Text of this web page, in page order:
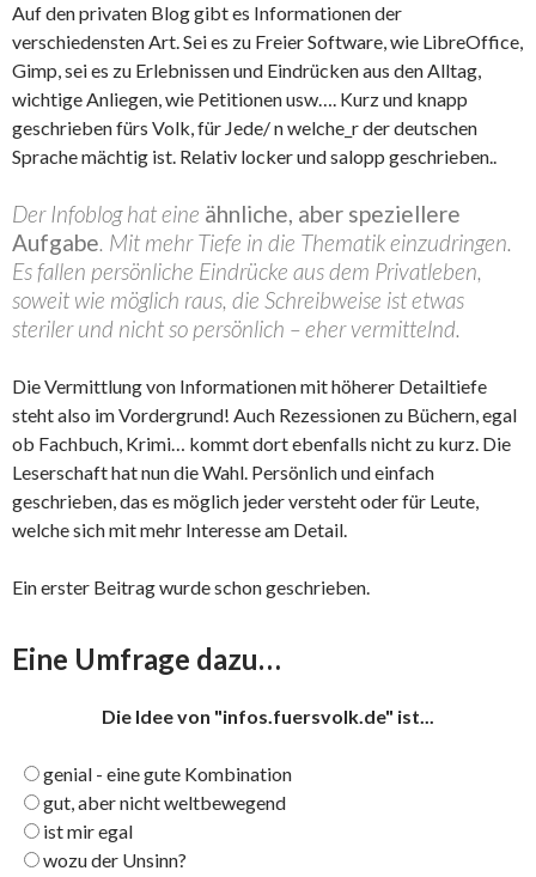
Auf den privaten Blog gibt es Informationen der
verschiedensten Art. Sei es zu Freier Software, wie LibreOffice,
Gimp, sei es zu Erlebnissen und Eindrücken aus den Alltag,
wichtige Anliegen, wie Petitionen usw…. Kurz und knapp
geschrieben fürs Volk, für Jede/ n welche_r der deutschen
Sprache mächtig ist. Relativ locker und salopp geschrieben..
Der Infoblog hat eine ähnliche, aber speziellere
Aufgabe. Mit mehr Tiefe in die Thematik einzudringen.
Es fallen persönliche Eindrücke aus dem Privatleben,
soweit wie möglich raus, die Schreibweise ist etwas
steriler und nicht so persönlich – eher vermittelnd.
Die Vermittlung von Informationen mit höherer Detailtiefe
steht also im Vordergrund! Auch Rezessionen zu Büchern, egal
ob Fachbuch, Krimi… kommt dort ebenfalls nicht zu kurz. Die
Leserschaft hat nun die Wahl. Persönlich und einfach
geschrieben, das es möglich jeder versteht oder für Leute,
welche sich mit mehr Interesse am Detail.
Ein erster Beitrag wurde schon geschrieben.
Eine Umfrage dazu…
Die Idee von "infos.fuersvolk.de" ist...
genial - eine gute Kombination
gut, aber nicht weltbewegend
ist mir egal
wozu der Unsinn?